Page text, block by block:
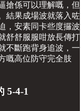
搶係可以理解嘅，但
結果成場波就落入咗
，安素同卡些度攞波
舒舒服服咁放長傳打
不斷跑背身追波，一
嘅高位防守完全肢
5-4-1